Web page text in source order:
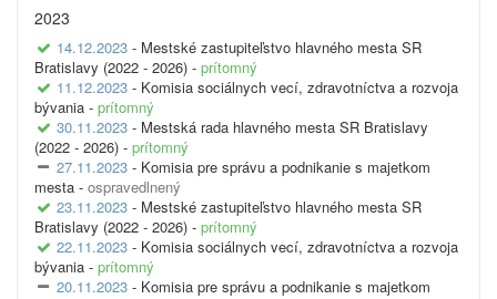
2023
14.12.2023 - Mestské zastupiteľstvo hlavného mesta SR
Bratislavy (2022 - 2026) - prítomný
11.12.2023 - Komisia sociálnych vecí, zdravotníctva a rozvoja
bývania - prítomný
30.11.2023 - Mestská rada hlavného mesta SR Bratislavy
(2022 - 2026) - prítomný
27.11.2023 - Komisia pre správu a podnikanie s majetkom
mesta - ospravedlnený
23.11.2023 - Mestské zastupiteľstvo hlavného mesta SR
Bratislavy (2022 - 2026) - prítomný
22.11.2023 - Komisia sociálnych vecí, zdravotníctva a rozvoja
bývania - prítomný
20.11.2023 - Komisia pre správu a podnikanie s majetkom